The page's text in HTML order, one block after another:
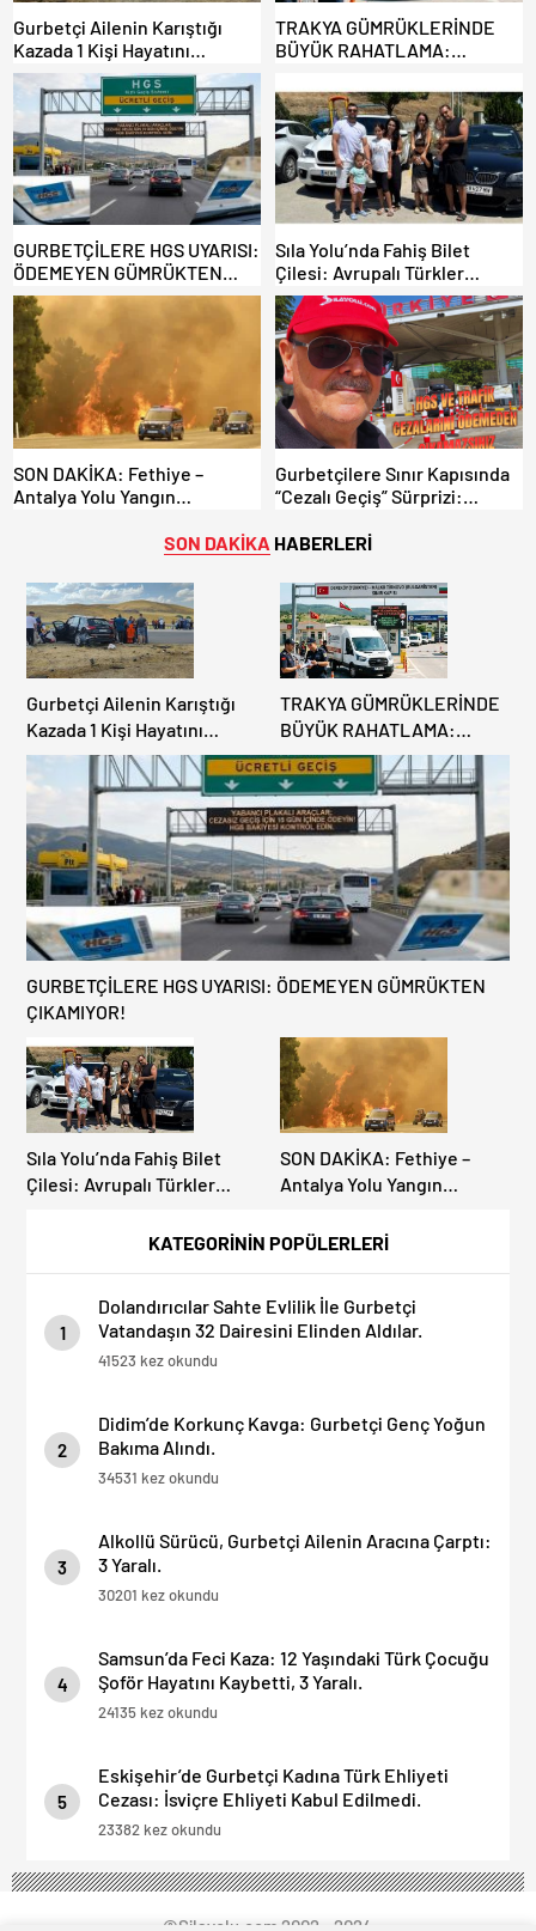
Gurbetçi Ailenin Karıştığı
Kazada 1 Kişi Hayatını
Kaybederken, 7 kişi Yaralandı.
TRAKYA GÜMRÜKLERİNDE
BÜYÜK RAHATLAMA:
ARAÇLARA AÇILIYOR!
GURBETÇİLERE HGS UYARISI:
ÖDEMEYEN GÜMRÜKTEN
ÇIKAMIYOR!
Sıla Yolu’nda Fahiş Bilet
Çilesi: Avrupalı Türkler
Karayollarına Akın Etti,
Gümrükler Kilitlendi!
SON DAKİKA: Fethiye –
Antalya Yolu Yangın
Gurbetçilere Sınır Kapısında
“Cezalı Geçiş” Sürprizi:
Çıkamıyor!
SON DAKİKA HABERLERİ
KATEGORİNİN POPÜLERLERİ
1
Dolandırıcılar Sahte Evlilik İle Gurbetçi
Vatandaşın 32 Dairesini Elinden Aldılar.
41523 kez okundu
2
Didim’de Korkunç Kavga: Gurbetçi Genç Yoğun
Bakıma Alındı.
34531 kez okundu
3
Alkollü Sürücü, Gurbetçi Ailenin Aracına Çarptı:
3 Yaralı.
30201 kez okundu
4
Samsun’da Feci Kaza: 12 Yaşındaki Türk Çocuğu
Şoför Hayatını Kaybetti, 3 Yaralı.
24135 kez okundu
5
Eskişehir’de Gurbetçi Kadına Türk Ehliyeti
Cezası: İsviçre Ehliyeti Kabul Edilmedi.
23382 kez okundu
Gurbetçi Ailenin Karıştığı
Kazada 1 Kişi Hayatını
Kaybederken, 7 kişi
Yaralandı.
TRAKYA GÜMRÜKLERİNDE
BÜYÜK RAHATLAMA:
DEREKÖY HAFİF TİCARİ
ARAÇLARA AÇILIYOR!
GURBETÇİLERE HGS UYARISI: ÖDEMEYEN GÜMRÜKTEN
ÇIKAMIYOR!
Sıla Yolu’nda Fahiş Bilet
Çilesi: Avrupalı Türkler
Gümrükler Kilitlendi!
SON DAKİKA: Fethiye –
Antalya Yolu Yangın
Kapatıldı! Tahliyeler
©Silayolu.com 2002 - 2024